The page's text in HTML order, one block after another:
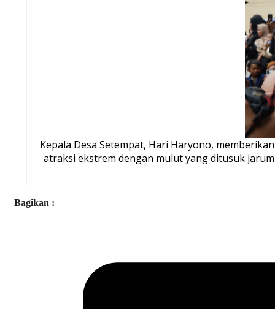
Kepala Desa Setempat, Hari Haryono,
atraksi ekstrem dengan mulut yang ditusuk
Bagikan :